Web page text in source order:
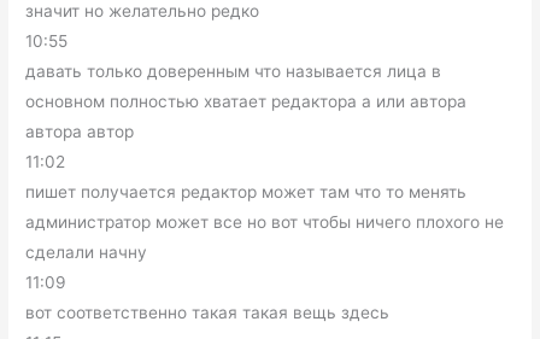
значит но желательно редко
10:55
давать только доверенным что называется лица в
основном полностью хватает редактора а или автора
автора автор
11:02
пишет получается редактор может там что то менять
администратор может все но вот чтобы ничего плохого не
сделали начну
11:09
вот соответственно такая такая вещь здесь